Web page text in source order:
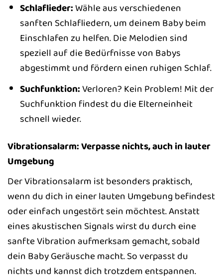
Schlaflieder:Wähle aus verschiedenen
sanften Schlafliedern, um deinem Baby beim
Einschlafen zu helfen. Die Melodien sind
speziell auf die Bedürfnisse von Babys
abgestimmt und fördern einen ruhigen Schlaf.
Suchfunktion:Verloren? Kein Problem! Mit der
Suchfunktion findest du die Elterneinheit
schnell wieder.
Vibrationsalarm: Verpasse nichts, auch in lauter
Umgebung
Der Vibrationsalarm ist besonders praktisch,
wenn du dich in einer lauten Umgebung befindest
oder einfach ungestört sein möchtest. Anstatt
eines akustischen Signals wirst du durch eine
sanfte Vibration aufmerksam gemacht, sobald
dein Baby Geräusche macht. So verpasst du
nichts und kannst dich trotzdem entspannen.